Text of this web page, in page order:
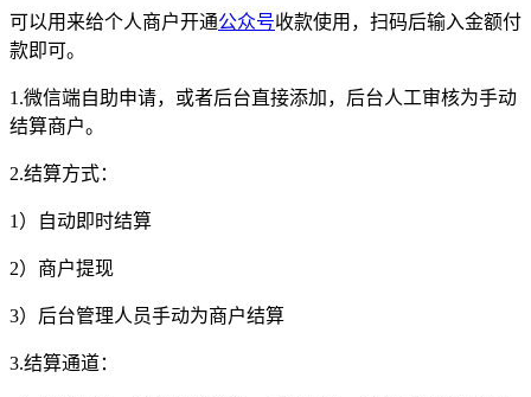
可以用来给个人商户开通公众号收款使用，扫码后输入金额付
款即可。
1.微信端自助申请，或者后台直接添加，后台人工审核为手动
结算商户。
2.结算方式：
1）自动即时结算
2）商户提现
3）后台管理人员手动为商户结算
3.结算通道：